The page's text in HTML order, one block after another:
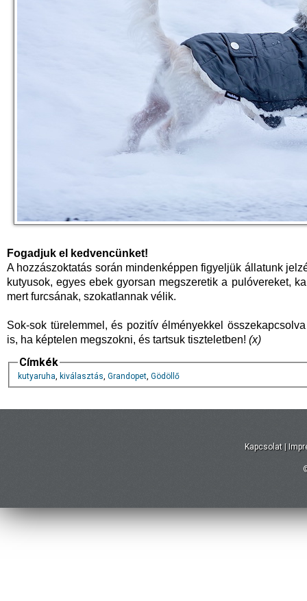
Fogadjuk el kedvencünket!
A hozzászoktatás során mindenképpen figyeljük állatunk
kutyusok, egyes ebek gyorsan megszeretik a pulóvereket,
mert furcsának, szokatlannak vélik.
Sok-sok türelemmel, és pozitív élményekkel
is, ha képtelen megszokni, és tartsuk tiszteletben! (x)
Címkék
kutyaruha, kiválasztás, Grandopet, Gödöllő
Kapcsolat |